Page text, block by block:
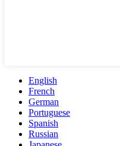
English
French
German
Portuguese
Spanish
Russian